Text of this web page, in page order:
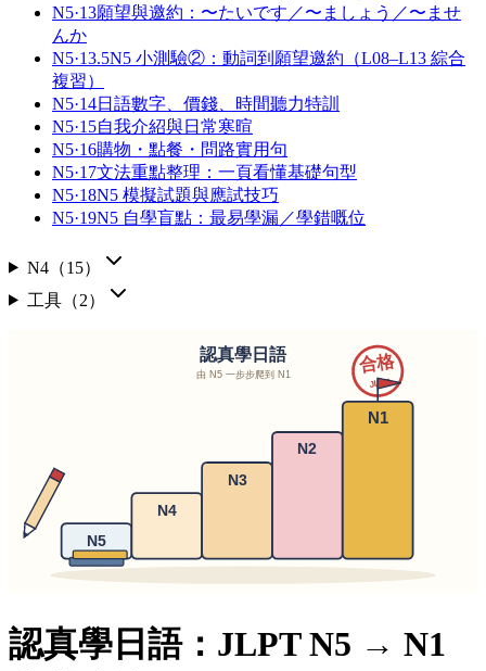
N5·13願望與邀約：〜たいです／〜ましょう／〜ませ
んか
N5·13.5N5 小測驗②：動詞到願望邀約（L08–L13 綜合
複習）
N5·14日語數字、價錢、時間聽力特訓
N5·15自我介紹與日常寒暄
N5·16購物・點餐・問路實用句
N5·17文法重點整理：一頁看懂基礎句型
N5·18N5 模擬試題與應試技巧
N5·19N5 自學盲點：最易學漏／學錯嘅位
N4（15）
工具（2）
認真學日語：JLPT N5 → N1